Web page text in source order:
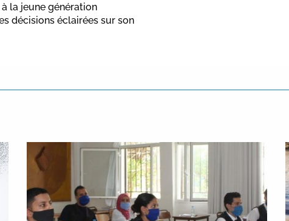
la jeune génération
décisions éclairées sur son